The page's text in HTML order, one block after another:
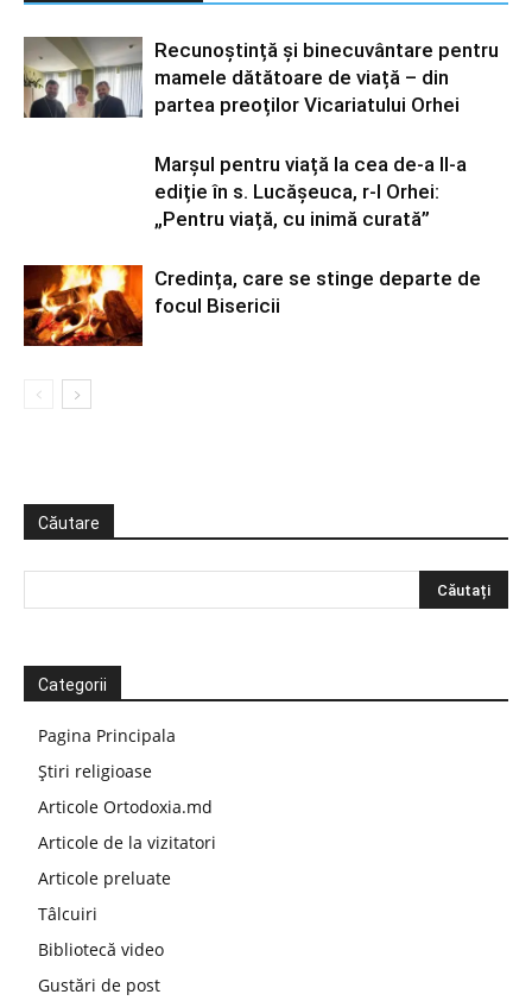
Recunoștință și binecuvântare pentru
mamele dătătoare de viață – din
partea preoților Vicariatului Orhei
Marșul pentru viață la cea de-a II-a
ediție în s. Lucășeuca, r-l Orhei:
„Pentru viață, cu inimă curată”
Credința, care se stinge departe de
focul Bisericii
Căutare
Categorii
Pagina Principala
Știri religioase
Articole Ortodoxia.md
Articole de la vizitatori
Articole preluate
Tâlcuiri
Bibliotecă video
Gustări de post